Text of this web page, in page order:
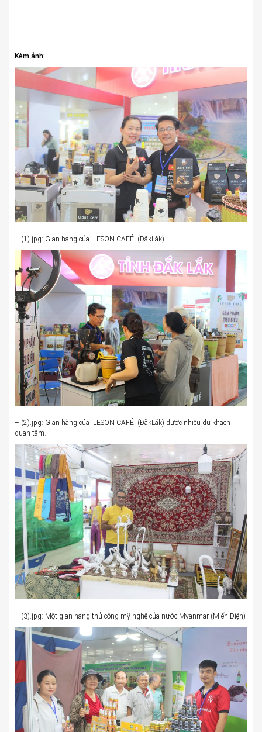
Kèm ảnh:
– (1).jpg: Gian hàng của LESON CAFÉ (ĐăkLăk).
– (2).jpg: Gian hàng của LESON CAFÉ (ĐăkLăk) được nhiều du khách
quan tâm..
– (3).jpg: Một gian hàng thủ công mỹ nghệ của nước Myanmar (Miến Điện)